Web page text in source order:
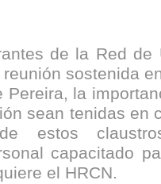
de la Red de
sostenida
Pereira, la
sean tenidas en
estos
capacitado
el HRCN.